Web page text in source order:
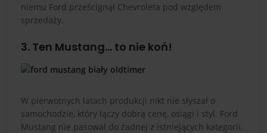
niemu Ford prześcignął Chevroleta pod względem
sprzedaży.
3. Ten Mustang… to nie koń!
W pierwotnych latach produkcji nikt nie słyszał o
samochodzie, który łączy dobrą cenę, osiągi i styl. Ford
Mustang nie pasował do żadnej z istniejących kategorii,